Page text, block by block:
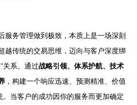
服务管理做到极致，本质上是一场深刻
越传统的交易思维，迈向与客户深度绑
关系。通过战略引领、体系护航、技术
，构建一个响应迅速、预测精准、价值
。当客户的成功因你的服务而更加确定